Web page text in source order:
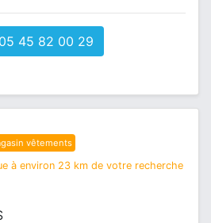
05 45 82 00 29
vêtements
à environ 23 km de votre recherche